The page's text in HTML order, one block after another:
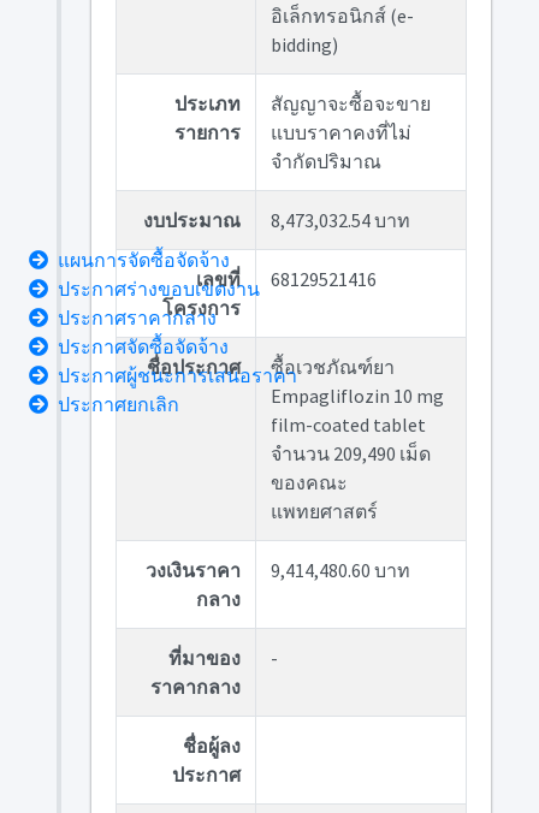
อิเล็กทรอนิกส์ (e-
bidding)
ประเภท
รายการ
สัญญาจะซื้อจะขาย
แบบราคาคงที่ไม่
จำกัดปริมาณ
งบประมาณ 8,473,032.54 บาท
เลขที่
โครงการ
68129521416
ชื่อประกาศ
ซื้อเวชภัณฑ์ยา
Empagliflozin 10 mg
film-coated tablet
จำนวน 209,490 เม็ด
ของคณะ
แพทยศาสตร์
วงเงินราคา
กลาง
9,414,480.60 บาท
ที่มาของ
ราคากลาง
-
ชื่อผู้ลง
ประกาศ
แผนการจัดซื้อจัดจ้าง
ประกาศร่างขอบเขตงาน
ประกาศราคากลาง
ประกาศจัดซื้อจัดจ้าง
ประกาศผู้ชนะการเสนอราคา
ประกาศยกเลิก